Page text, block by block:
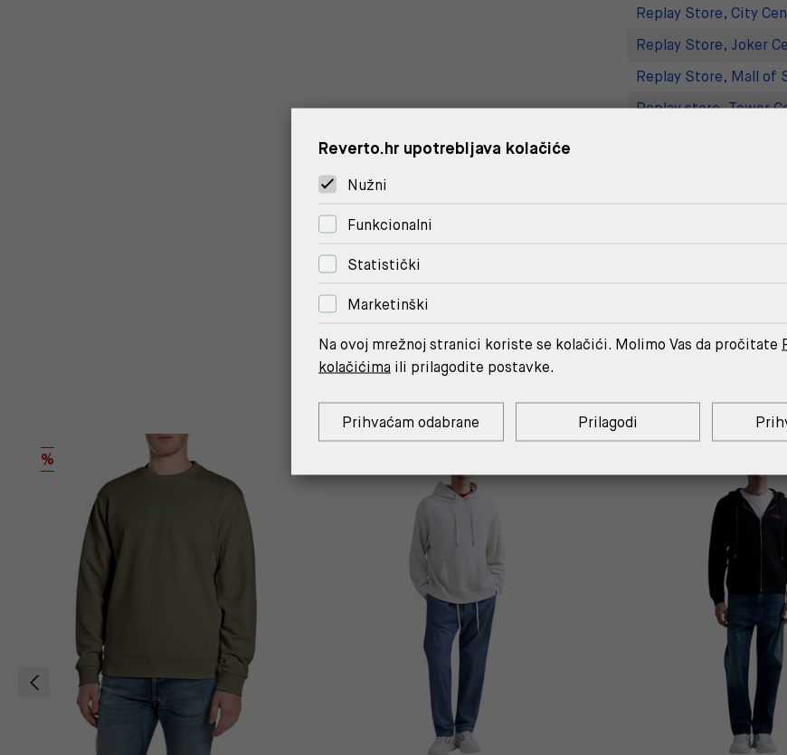
Replay Store, City
Replay Store, Joker
Replay Store, Mall of
Replay store, Tower
MOŽDA ĆE TI SE SVIDJETI
%
Reverto.hr upotrebljava kolačiće
Nužni
Funkcionalni
Statistički
Marketinški
Na ovoj mrežnoj stranici koriste se kolačići. Molimo Vas da pročitate
kolačićima ili prilagodite postavke.
Prihvaćam odabrane Prilagodi